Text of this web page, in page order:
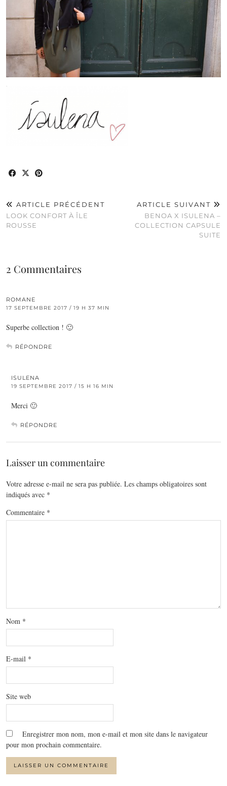
ARTICLE PRÉCÉDENT
LOOK CONFORT À ÎLE
ROUSSE
ARTICLE SUIVANT
BENOA X ISULENA –
COLLECTION CAPSULE
SUITE
2 Commentaires
ROMANE
17 SEPTEMBRE 2017 / 19 H 37 MIN
Superbe collection ! 🙂
RÉPONDRE
ISULENA
19 SEPTEMBRE 2017 / 15 H 16 MIN
Merci 🙂
RÉPONDRE
Laisser un commentaire
Votre adresse e-mail ne sera pas publiée. Les champs obligatoires sont
indiqués avec *
Commentaire *
Nom *
E-mail *
Site web
Enregistrer mon nom, mon e-mail et mon site dans le navigateur
pour mon prochain commentaire.